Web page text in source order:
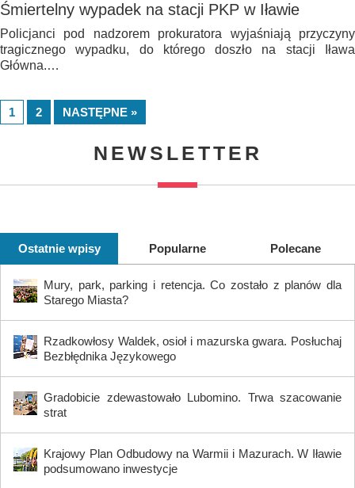
Śmiertelny wypadek na stacji PKP w Iławie
Policjanci pod nadzorem prokuratora wyjaśniają przyczyny
tragicznego wypadku, do którego doszło na stacji Iława
Główna.…
1 2 NASTĘPNE »
NEWSLETTER
Ostatnie wpisy Popularne Polecane
Mury, park, parking i retencja. Co zostało z planów dla
Starego Miasta?
Rzadkowłosy Waldek, osioł i mazurska gwara. Posłuchaj
Bezbłędnika Językowego
Gradobicie zdewastowało Lubomino. Trwa szacowanie
strat
Krajowy Plan Odbudowy na Warmii i Mazurach. W Iławie
podsumowano inwestycje